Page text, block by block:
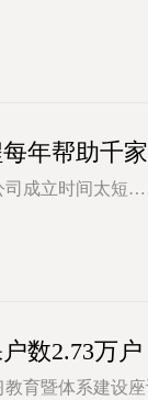
年帮助千
司成立时间太短
数2.73万户
育暨体系建设